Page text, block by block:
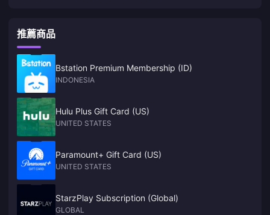
推薦商品
Bstation Premium Membership (ID)
INDONESIA
Hulu Plus Gift Card (US)
UNITED STATES
Paramount+ Gift Card (US)
UNITED STATES
StarzPlay Subscription (Global)
GLOBAL